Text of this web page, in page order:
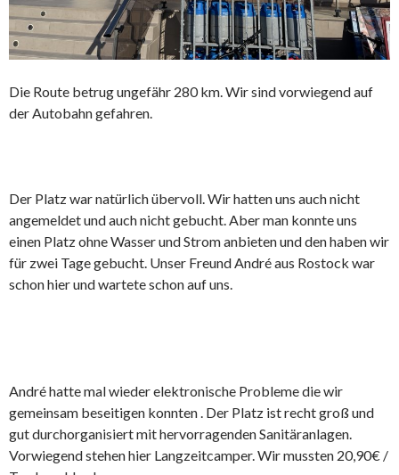
Die Route betrug ungefähr 280 km. Wir sind vorwiegend auf
der Autobahn gefahren.
Der Platz war natürlich übervoll. Wir hatten uns auch nicht
angemeldet und auch nicht gebucht. Aber man konnte uns
einen Platz ohne Wasser und Strom anbieten und den haben wir
für zwei Tage gebucht. Unser Freund André aus Rostock war
schon hier und wartete schon auf uns.
André hatte mal wieder elektronische Probleme die wir
gemeinsam beseitigen konnten . Der Platz ist recht groß und
gut durchorganisiert mit hervorragenden Sanitäranlagen.
Vorwiegend stehen hier Langzeitcamper. Wir mussten 20,90€ /